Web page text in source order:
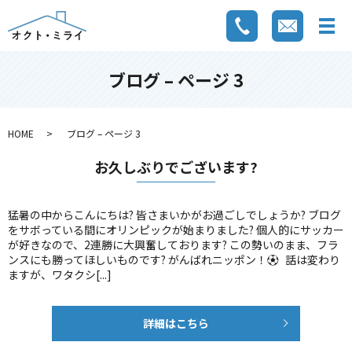
ブログ – ページ 3
HOME ブログ – ページ 3
お久しぶりでございます?
猛暑の中からこんにちは? 皆さまいかがお過ごしでしょうか? ブログ
をサボっている間にオリンピックが始まりました? 個人的にサッカー
が好きなので、2連勝に大興奮しております? この勢いのまま、フラ
ンスにも勝ってほしいものです? がんばれニッポン！⚽ 話は変わり
ますが、ワタクシ[...]
詳細はこちら